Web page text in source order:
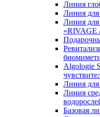
Линия
Линия
Линия для
Algologie
Линия для
Линия
Базовая